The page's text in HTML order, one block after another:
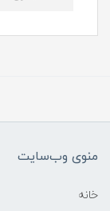
منوی وب‌سایت
خانه